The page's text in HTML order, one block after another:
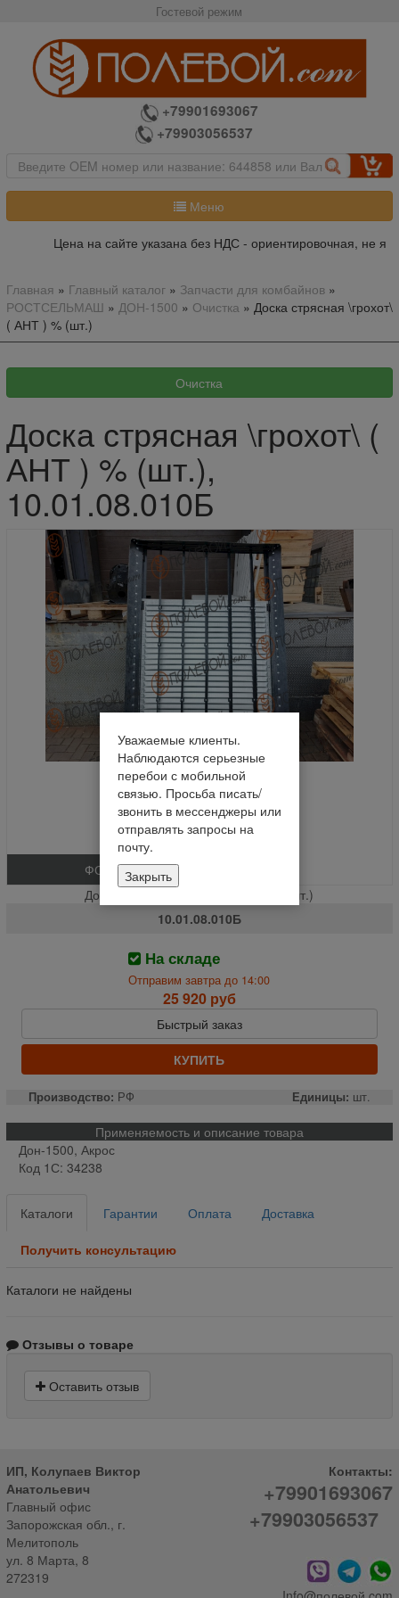
Гостевой режим
+79901693067
+79903056537
Меню
Цена на сайте указана без НДС - ориентировочная, не
Главная » Главный каталог» Запчасти для комбайнов»
РОСТСЕЛЬМАШ » ДОН-1500 » Очистка » Доска стрясная \грохот\
( АНТ ) % (шт.)
Доска стрясная \грохот\ (
АНТ ) % (шт.),
10.01.08.010Б
ФОТО
Доска стрясная \грохот\ ( АНТ ) % (шт.)
10.01.08.010Б
На складе
Отправим завтра до 14:00
25 920 руб
Быстрый заказ
КУПИТЬ
Производство: РФ Единицы: шт.
Применяемость и описание товара
Дон-1500, Акрос
Код 1С: 34238
Каталоги Гарантии Оплата Доставка
Получить консультацию
Каталоги не найдены
Отзывы о товаре
Оставить отзыв
ИП, Колупаев Виктор
Анатольевич
Главный офис
Запорожская обл., г.
Мелитополь
ул. 8 Марта, 8
272319
Контакты:
+79901693067
+79903056537
Уважаемые клиенты.
Наблюдаются серьезные
перебои с мобильной
связью. Просьба писать/
звонить в мессенджеры или
отправлять запросы на
почту.
Закрыть